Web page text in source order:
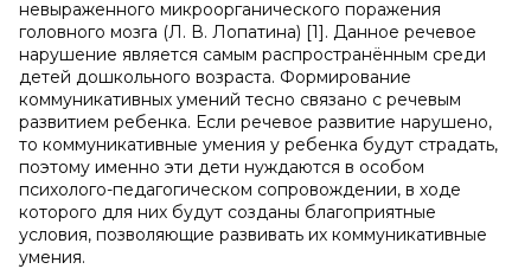
невыраженного микроорганического поражения
головного мозга (Л. В. Лопатина) [1]. Данное речевое
нарушение является самым распространённым среди
детей дошкольного возраста. Формирование
коммуникативных умений тесно связано с речевым
развитием ребенка. Если речевое развитие нарушено,
то коммуникативные умения у ребенка будут страдать,
поэтому именно эти дети нуждаются в особом
психолого-педагогическом сопровождении, в ходе
которого для них будут созданы благоприятные
условия, позволяющие развивать их коммуникативные
умения.